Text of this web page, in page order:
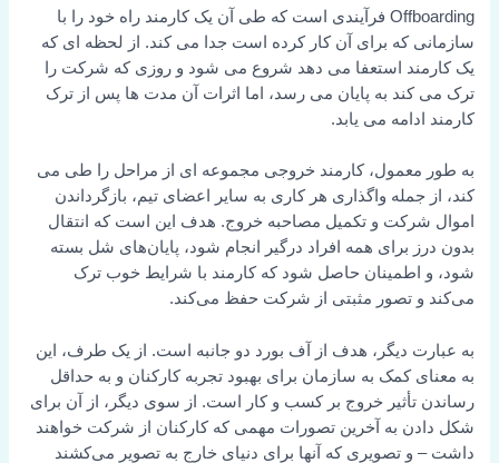
Offboarding فرآیندی است که طی آن یک کارمند راه خود را با
سازمانی که برای آن کار کرده است جدا می کند. از لحظه ای که
یک کارمند استعفا می دهد شروع می شود و روزی که شرکت را
ترک می کند به پایان می رسد، اما اثرات آن مدت ها پس از ترک
کارمند ادامه می یابد.
به طور معمول، کارمند خروجی مجموعه ای از مراحل را طی می
کند، از جمله واگذاری هر کاری به سایر اعضای تیم، بازگرداندن
اموال شرکت و تکمیل مصاحبه خروج. هدف این است که انتقال
بدون درز برای همه افراد درگیر انجام شود، پایان‌های شل بسته
شود، و اطمینان حاصل شود که کارمند با شرایط خوب ترک
می‌کند و تصور مثبتی از شرکت حفظ می‌کند.
به عبارت دیگر، هدف از آف بورد دو جانبه است. از یک طرف، این
به معنای کمک به سازمان برای بهبود تجربه کارکنان و به حداقل
رساندن تأثیر خروج بر کسب و کار است. از سوی دیگر، از آن برای
شکل دادن به آخرین تصورات مهمی که کارکنان از شرکت خواهند
داشت – و تصویری که آنها برای دنیای خارج به تصویر می‌کشند